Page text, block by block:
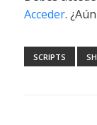
Acceder.
SCRIPTS